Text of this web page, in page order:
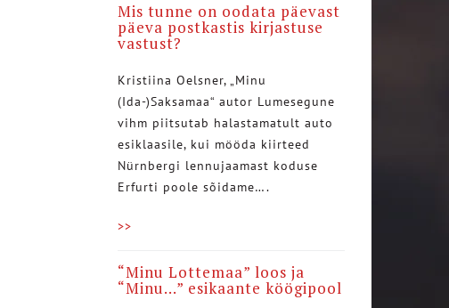
Mis tunne on oodata päevast
päeva postkastis kirjastuse
vastust?
Kristiina Oelsner, „Minu
(Ida-)Saksamaa“ autor Lumesegune
vihm piitsutab halastamatult auto
esiklaasile, kui mööda kiirteed
Nürnbergi lennujaamast koduse
Erfurti poole sõidame….
>>
“Minu Lottemaa” loos ja
“Minu…” esikaante köögipool